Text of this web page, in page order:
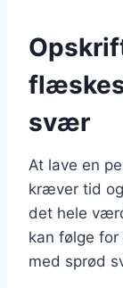
svær
At lave en
kræver tid
det hele
kan følge
med sprød